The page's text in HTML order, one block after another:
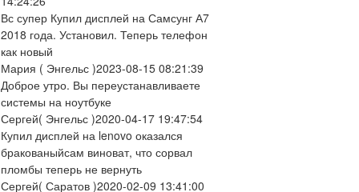
Вс супер Купил дисплей на Самсунг А7
2018 года. Установил. Теперь телефон
как новый
Мария ( Энгельс )2023-08-15 08:21:39
Доброе утро. Вы переустанавливаете
системы на ноутбуке
Сергей( Энгельс )2020-04-17 19:47:54
Купил дисплей на lenovo оказался
бракованыйсам виноват, что сорвал
пломбы теперь не вернуть
Сергей( Саратов )2020-02-09 13:41:00